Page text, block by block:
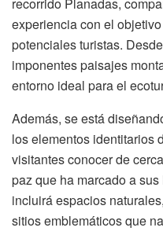
recorrido Planadas,
experiencia con el
potenciales turistas.
imponentes paisajes
entorno ideal para el
Además, se está
los elementos identitarios
visitantes conocer de
paz que ha marcado a
incluirá espacios
sitios emblemáticos que